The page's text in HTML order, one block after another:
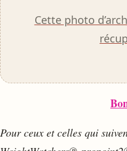
Cette photo
Pour ceux et celles qui